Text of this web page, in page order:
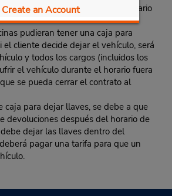
Create an Account
se debe devolver durante el horario
pudieran tener una caja para
el cliente decide dejar el vehículo, será
y todos los cargos (incluidos los
el vehículo durante el horario fuera
se pueda cerrar el contrato al
caja para dejar llaves, se debe a que
devoluciones después del horario de
dejar las llaves dentro del
pagar una tarifa para que un